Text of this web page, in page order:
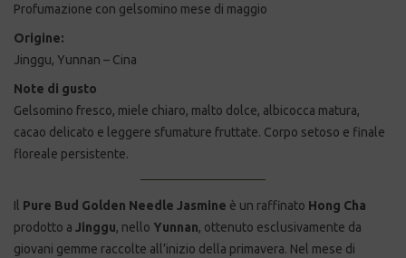
Profumazione con gelsomino mese di maggio
Origine:
Jinggu, Yunnan – Cina
Note di gusto
Gelsomino fresco, miele chiaro, malto dolce, albicocca matura,
cacao delicato e leggere sfumature fruttate. Corpo setoso e finale
floreale persistente.
Il Pure Bud Golden Needle Jasmine è un raffinato Hong Cha
prodotto a Jinggu, nello Yunnan, ottenuto esclusivamente da
giovani gemme raccolte all’inizio della primavera. Nel mese di